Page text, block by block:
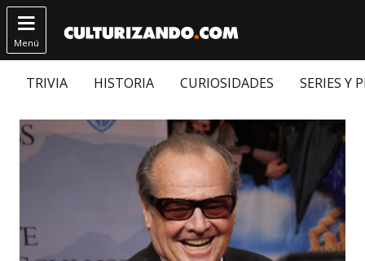

Menú
TRIVIA HISTORIA CURIOSIDADES SERIES Y